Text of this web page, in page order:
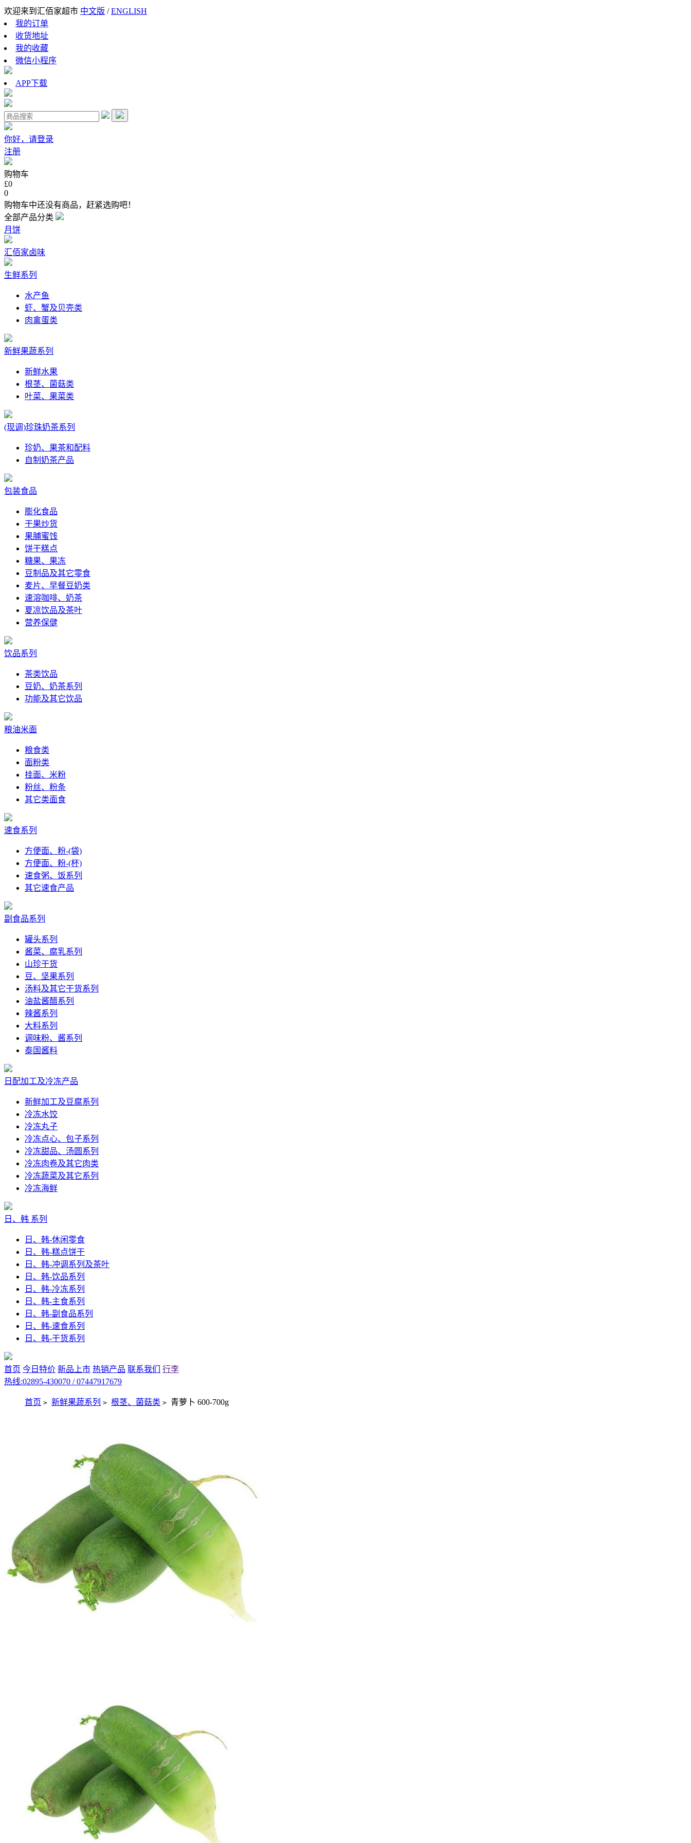
欢迎来到汇佰家超市 中文版 /ENGLISH
我的订单
收货地址
我的收藏
微信小程序
APP下载
你好，请登录
注册
购物车
£0
0
购物车中还没有商品，赶紧选购吧！
全部产品分类
月饼
汇佰家卤味
生鲜系列
水产鱼
虾、蟹及贝壳类
肉禽蛋类
新鲜果蔬系列
新鲜水果
根茎、菌菇类
叶菜、果菜类
(现调)珍珠奶茶系列
珍奶、果茶和配料
自制奶茶产品
包装食品
膨化食品
干果炒货
果脯蜜饯
饼干糕点
糖果、果冻
豆制品及其它零食
麦片、早餐豆奶类
速溶咖啡、奶茶
夏凉饮品及茶叶
营养保健
饮品系列
茶类饮品
豆奶、奶茶系列
功能及其它饮品
粮油米面
粮食类
面粉类
挂面、米粉
粉丝、粉条
其它类面食
速食系列
方便面、粉-(袋)
方便面、粉-(杯)
速食粥、饭系列
其它速食产品
副食品系列
罐头系列
酱菜、腐乳系列
山珍干货
豆、坚果系列
汤料及其它干货系列
油盐酱醋系列
辣酱系列
大料系列
调味粉、酱系列
泰国酱料
日配加工及冷冻产品
新鲜加工及豆腐系列
冷冻水饺
冷冻丸子
冷冻点心、包子系列
冷冻甜品、汤圆系列
冷冻肉卷及其它肉类
冷冻蔬菜及其它系列
冷冻海鲜
日、韩 系列
日、韩-休闲零食
日、韩-糕点饼干
日、韩-冲调系列及茶叶
日、韩-饮品系列
日、韩-冷冻系列
日、韩-主食系列
日、韩-副食品系列
日、韩-速食系列
日、韩-干货系列
首页 今日特价 新品上市 热销产品 联系我们
行李
热线:02895-430070 / 07447917679
首页 > 新鲜果蔬系列 > 根茎、菌菇类 > 青萝卜 600-700g